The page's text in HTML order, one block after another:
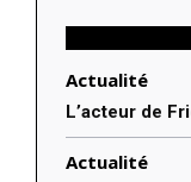
Actualité
L’acteur de
Actualité